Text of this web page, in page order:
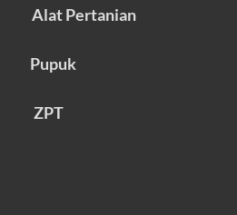
Alat Pertanian
Pupuk
ZPT